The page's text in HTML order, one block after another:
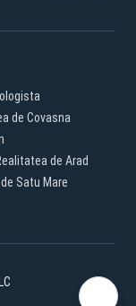
de Covasna
de Arad
Satu Mare